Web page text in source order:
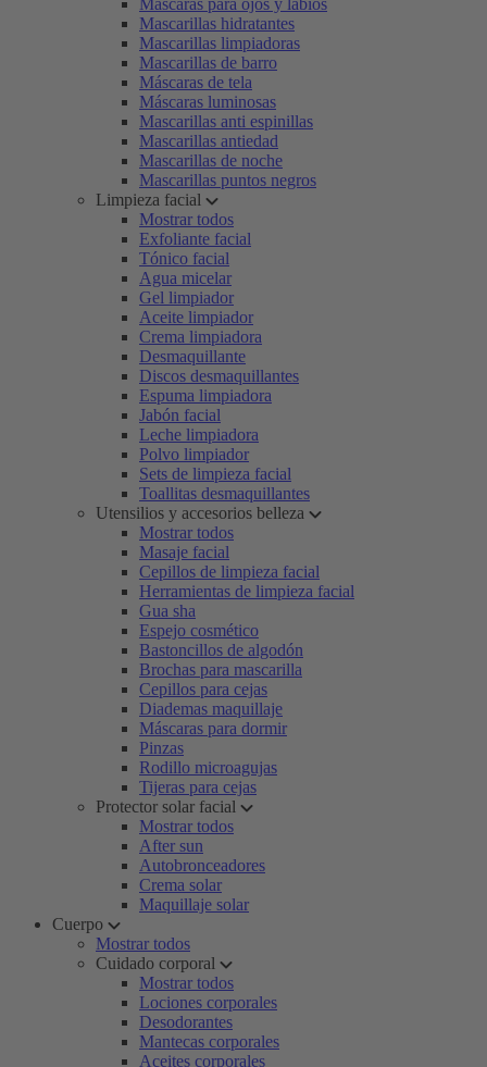
Máscaras para ojos y labios
Mascarillas hidratantes
Mascarillas limpiadoras
Mascarillas de barro
Máscaras de tela
Máscaras luminosas
Mascarillas anti espinillas
Mascarillas antiedad
Mascarillas de noche
Mascarillas puntos negros
Limpieza facial
Mostrar todos
Exfoliante facial
Tónico facial
Agua micelar
Gel limpiador
Aceite limpiador
Crema limpiadora
Desmaquillante
Discos desmaquillantes
Espuma limpiadora
Jabón facial
Leche limpiadora
Polvo limpiador
Sets de limpieza facial
Toallitas desmaquillantes
Utensilios y accesorios belleza
Mostrar todos
Masaje facial
Cepillos de limpieza facial
Herramientas de limpieza facial
Gua sha
Espejo cosmético
Bastoncillos de algodón
Brochas para mascarilla
Cepillos para cejas
Diademas maquillaje
Máscaras para dormir
Pinzas
Rodillo microagujas
Tijeras para cejas
Protector solar facial
Mostrar todos
After sun
Autobronceadores
Crema solar
Maquillaje solar
Cuerpo
Mostrar todos
Cuidado corporal
Mostrar todos
Lociones corporales
Desodorantes
Mantecas corporales
Aceites corporales